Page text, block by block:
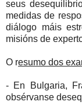
seus
medidas de
diálogo máis
misións de
O resumo dos
- En Bulgaria,
obsérvanse